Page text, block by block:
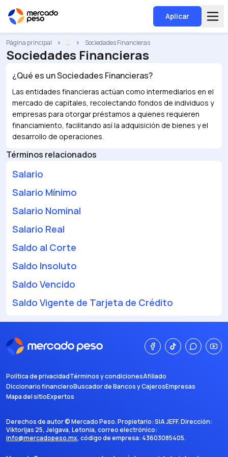
Aplicar
Página principal ... Sociedades Financieras
Sociedades Financieras
¿Qué es unSociedades Financieras?
Las entidades financieras actúan como intermediarios en el
mercado de capitales, recolectando fondos de individuos y
empresas para otorgar préstamos a quienes requieren
financiamiento, facilitando así la adquisición de bienes y el
desarrollo de operaciones.
Términos relacionados
Salario
Salario Mínimo
Salario Nominal
Salario Real
Saldo al Corte
Saldo Insoluto
Saldo Vencido
Saldo Vigente de Tarjeta de Crédito
Política de privacidadTérminos y condicionesAfiliado
Diccionario financieroBuscador de Bancos y CajerosEmpresas
Mapa del sitioExpertos
Derechos de autor ©Mercado Peso. Propietario:SIA JEFF. Dirección:
Viktorijas 25, Jelgava, Letonia, correo electrónico:
info@mercadopeso.mx, código de empresa: 43603085405.